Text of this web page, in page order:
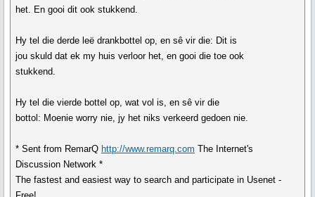
het. En gooi dit ook stukkend.
Hy tel die derde leë drankbottel op, en sê vir die: Dit is
jou skuld dat ek my huis verloor het, en gooi die toe ook
stukkend.
Hy tel die vierde bottel op, wat vol is, en sê vir die
bottol: Moenie worry nie, jy het niks verkeerd gedoen nie.
* Sent from RemarQ http://www.remarq.com The Internet's
Discussion Network *
The fastest and easiest way to search and participate in Usenet -